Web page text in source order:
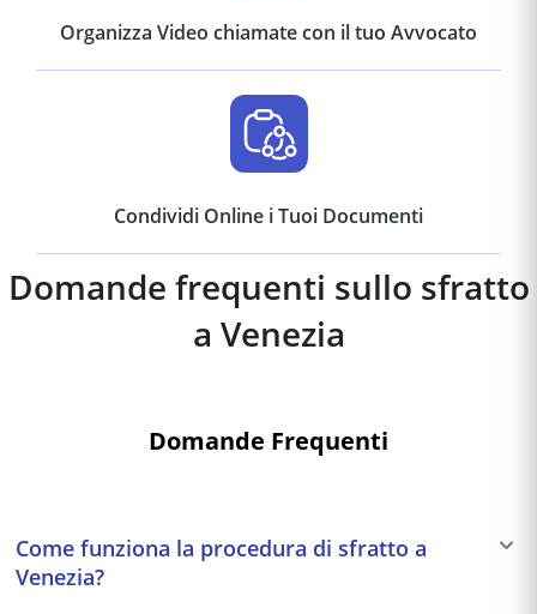
Organizza Video chiamate con il tuo Avvocato
Condividi Online i Tuoi Documenti
Domande frequenti sullo sfratto
a Venezia
Domande Frequenti
Come funziona la procedura di sfratto a
Venezia?